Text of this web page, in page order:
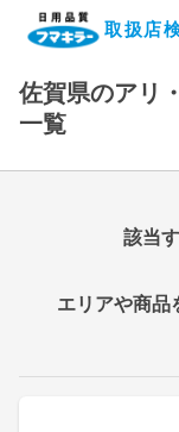
取扱店
企業・IR情
製品情報サ
オンライン
製品検索
取扱店検索
佐賀県のアリ
一覧
該当
エリアや商品